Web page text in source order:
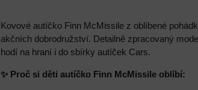
Kovové autíčko Finn McMissile z oblíbené
akčních dobrodružství. Detailně zpracovaný
hodí na hraní i do sbírky autíček Cars.
✨ Proč si děti autíčko Finn McMissile oblíbí: